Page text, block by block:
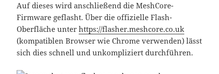
Auf dieses wird anschließend die MeshCore-
Firmware geflasht. Über die offizielle Flash-
Oberfläche unterhttps://flasher.meshcore.co.uk
(kompatiblen Browser wie Chrome verwenden) lässt
sich dies schnell und unkompliziert durchführen.